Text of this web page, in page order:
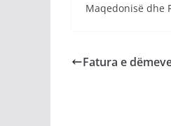
Maqedonisë dhe
Fatura e